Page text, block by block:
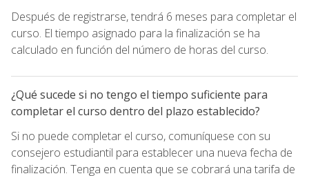
Después de registrarse, tendrá 6 meses para completar el
curso. El tiempo asignado para la finalización se ha
calculado en función del número de horas del curso.
¿Qué sucede si no tengo el tiempo suficiente para
completar el curso dentro del plazo establecido?
Si no puede completar el curso, comuníquese con su
consejero estudiantil para establecer una nueva fecha de
finalización. Tenga en cuenta que se cobrará una tarifa de